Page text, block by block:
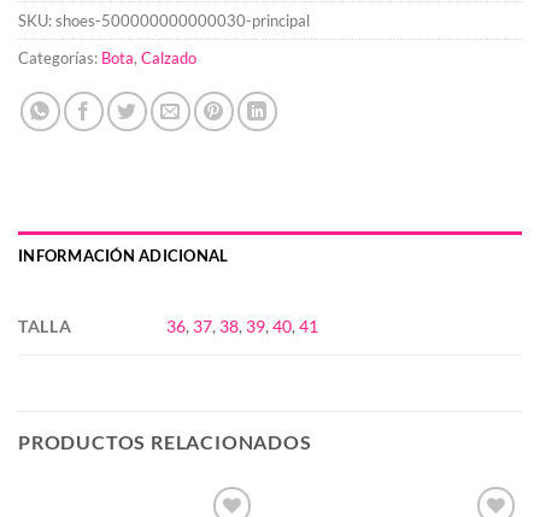
SKU:shoes-500000000000030-principal
Categorías: Bota, Calzado
INFORMACIÓN ADICIONAL
TALLA 36, 37, 38, 39,40,41
PRODUCTOS RELACIONADOS